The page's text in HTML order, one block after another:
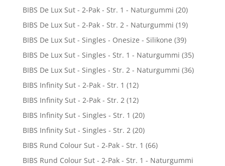
BIBS De Lux Sut - 2-Pak - Str. 1 - Naturgummi (20)
BIBS De Lux Sut - 2-Pak - Str. 2 - Naturgummi (19)
BIBS De Lux Sut - Singles - Onesize - Silikone (39)
BIBS De Lux Sut - Singles - Str. 1 - Naturgummi (35)
BIBS De Lux Sut - Singles - Str. 2 - Naturgummi (36)
BIBS Infinity Sut - 2-Pak - Str. 1 (12)
BIBS Infinity Sut - 2-Pak - Str. 2 (12)
BIBS Infinity Sut - Singles - Str. 1 (20)
BIBS Infinity Sut - Singles - Str. 2 (20)
BIBS Rund Colour Sut - 2-Pak - Str. 1 (66)
BIBS Rund Colour Sut - 2-Pak - Str. 1 - Naturgummi